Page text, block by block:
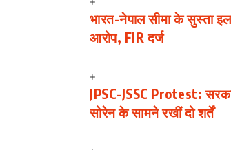
भारत-नेपाल सीमा के सुस्ता
आरोप, FIR दर्ज
JPSC-JSSC Protest:
सोरेन के सामने रखीं दो शर्तें